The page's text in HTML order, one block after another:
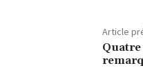
Article